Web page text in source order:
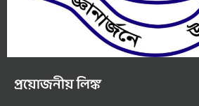
প্রয়োজনীয় লিঙ্ক